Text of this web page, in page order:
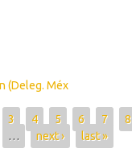
(Deleg. Méx
3 4 5 6 7
8
…
next › last »